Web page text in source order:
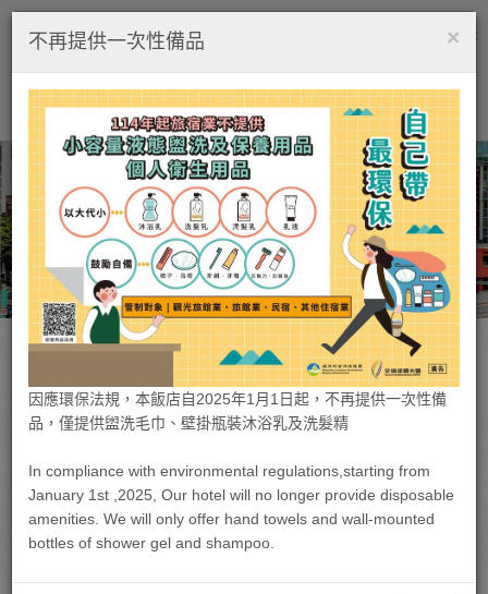
快速訂房STEP.1-第一大飯店
數 量 :
立即訂房
×
不再提供一次性備品
因應環保法規，本飯店自2025年1月1日起，不再提供一次性備
品，僅提供盥洗毛巾、壁掛瓶裝沐浴乳及洗髮精
In compliance with environmental regulations,starting from
January 1st ,2025, Our hotel will no longer provide disposable
amenities. We will only offer hand towels and wall-mounted
bottles of shower gel and shampoo.